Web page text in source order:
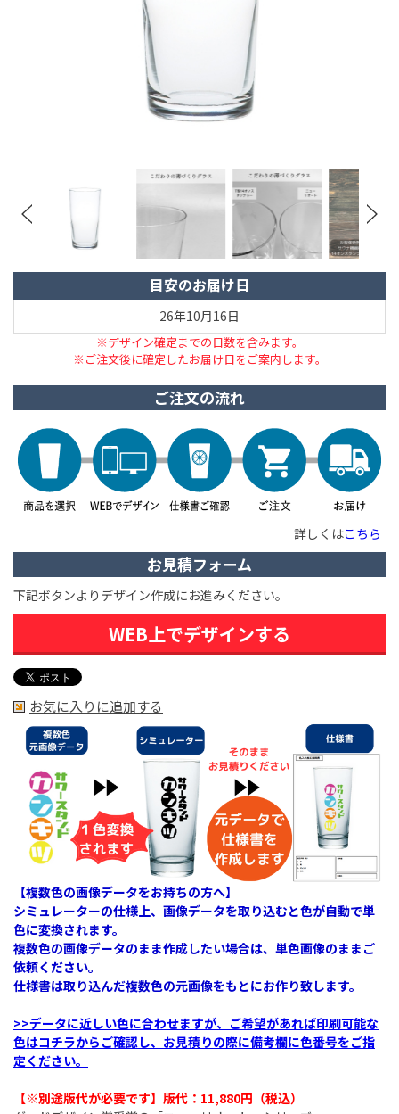
目安のお届け日
26年10月16日
※デザイン確定までの日数を含みます。
※ご注文後に確定したお届け日をご案内します。
ご注文の流れ
詳しくはこちら
お見積フォーム
下記ボタンよりデザイン作成にお進みください。
WEB上でデザインする
お気に入りに追加する
【複数色の画像データをお持ちの方へ】
シミュレーターの仕様上、画像データを取り込むと色が自動で単
色に変換されます。
複数色の画像データのまま作成したい場合は、単色画像のままご
依頼ください。
仕様書は取り込んだ複数色の元画像をもとにお作り致します。
>>データに近しい色に合わせますが、ご希望があれば印刷可能な
色はコチラからご確認し、お見積りの際に備考欄に色番号をご指
定ください。
【※別途版代が必要です】版代：11,880円（税込）​